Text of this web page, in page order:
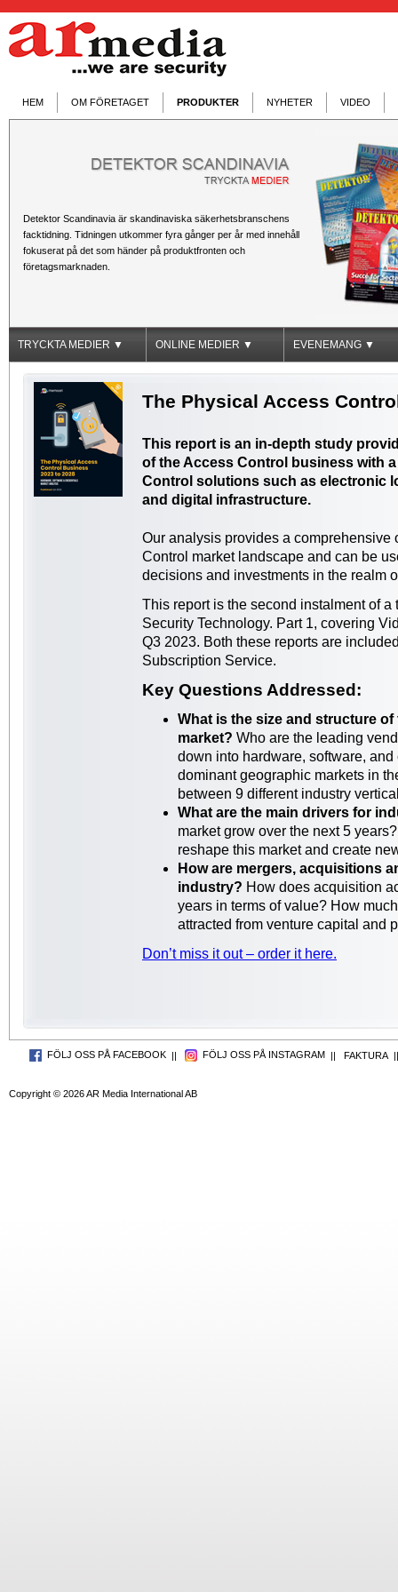
HEM OM FÖRETAGET PRODUKTER NYHETER VIDEO
Detektor Scandinavia är skandinaviska säkerhetsbranschens
facktidning. Tidningen utkommer fyra gånger per år med innehåll
fokuserat på det som händer på produktfronten och
företagsmarknaden.
TRYCKTA MEDIER ▼ ONLINE MEDIER ▼ EVENEMANG ▼
The Physical Access
This report is an in-depth study
of the Access Control business with
Control solutions such as electronic
and digital infrastructure.
Our analysis provides a comprehensive
Control market landscape and can be
decisions and investments in the realm
This report is the second instalment of
Security Technology. Part 1, covering
Q3 2023. Both these reports are
Subscription Service.
Key Questions Addressed:
What is the size and structure
market? Who are the leading
down into hardware, software,
dominant geographic markets in
between 9 different industry
What are the main drivers for
market grow over the next 5
reshape this market and create
How are mergers, acquisitions
industry? How does acquisition
years in terms of value? How
attracted from venture capital and
Don’t miss it out – order it here.
FÖLJ OSS PÅ FACEBOOK || FÖLJ OSS PÅ INSTAGRAM || FAKTURA
Copyright © 2026 AR Media International AB